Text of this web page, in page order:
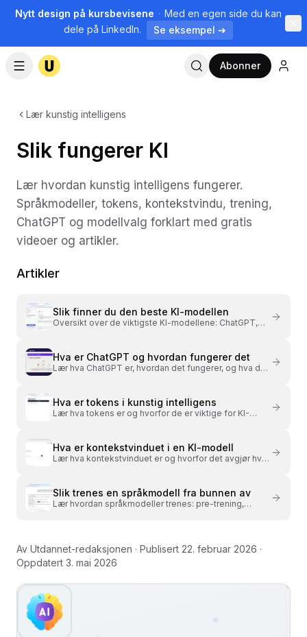
Nytt design på kursbevisene · Med en egen side du kan
dele på LinkedIn.
Se eksempel ➔
Abonner
Lær kunstig intelligens
Slik fungerer KI
Lær hvordan kunstig intelligens fungerer.
Språkmodeller, tokens, kontekstvindu, trening,
ChatGPT og modellvalg forklart med gratis
videoer og artikler.
Artikler
Slik finner du den beste KI-modellen
Oversikt over de viktigste KI-modellene: ChatGPT,
Hva er ChatGPT og hvordan fungerer det
Lær hva ChatGPT er, hvordan det fungerer, og hva du
Hva er tokens i kunstig intelligens
Lær hva tokens er og hvorfor de er viktige for KI-
Hva er kontekstvinduet i en KI-modell
Lær hva kontekstvinduet er og hvorfor det avgjør hva
Slik trenes en språkmodell fra bunnen av
Lær hvordan språkmodeller trenes: pre-trening,
Av Utdannet-redaksjonen · Publisert 22. februar 2026 ·
Oppdatert 3. mai 2026